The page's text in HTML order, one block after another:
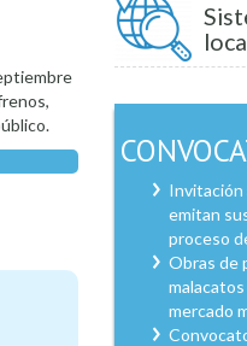
Invitación
emitan
proceso
Obras de
mercado